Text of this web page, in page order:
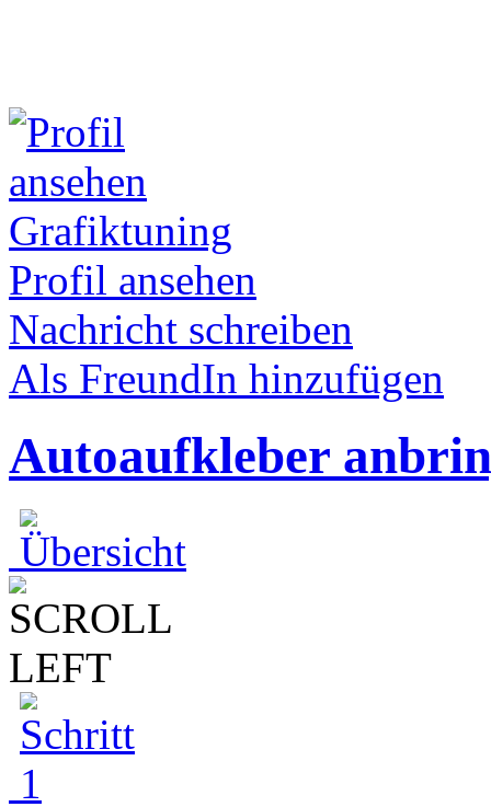
Grafiktuning
Profil ansehen
Nachricht schreiben
Als FreundIn hinzufügen
Autoaufkleber